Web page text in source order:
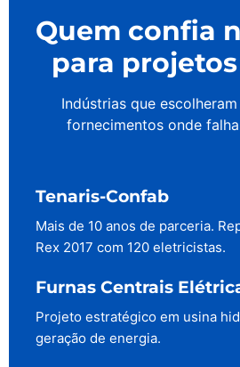
Quem confia
para
Indústrias que
fornecimentos onde
Tenaris-Confab
Mais de 10 anos de parceria.
Rex 2017 com 120 eletricistas.
Furnas Centrais
Projeto estratégico em usina
geração de energia.